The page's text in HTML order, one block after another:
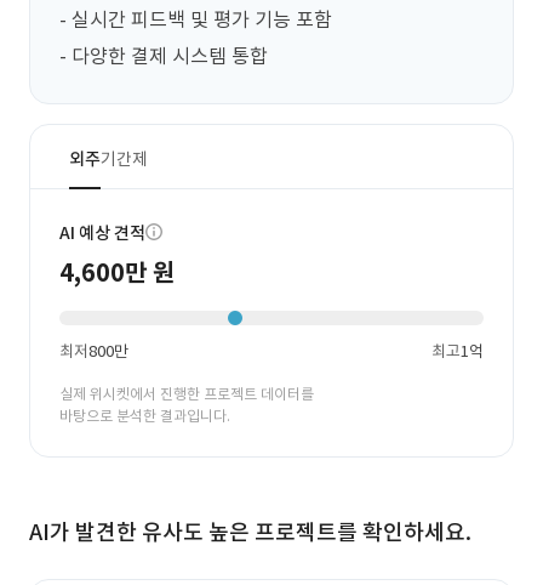
- 실시간 피드백 및 평가 기능 포함
- 다양한 결제 시스템 통합
외주기간제
AI 예상 견적
4,600만 원
최저800만 최고1억
실제 위시켓에서 진행한 프로젝트 데이터를
바탕으로 분석한 결과입니다.
AI가 발견한 유사도 높은 프로젝트를 확인하세요.